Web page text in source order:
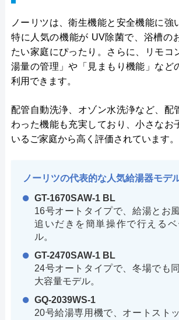
ノーリツは、衛生機能と安全機能に強
特に人気の機能が UV除菌で、浴槽の
たい家庭にぴったり。さらに、リモコ
湯量の管理」や「見まもり機能」など
利用できます。
配管自動洗浄、オゾン水洗浄など、配
わった機能も充実しており、小さなお
いるご家庭から高く評価されています。
ノーリツの代表的な人気給湯器モデ
GT-1670SAW-1 BL
16号オートタイプで、給湯とお
追いだきを簡単操作で行える
ル。
GT-2470SAW-1 BL
24号オートタイプで、冬場でも
大容量モデル。
GQ-2039WS-1
20号給湯専用機で、オートスト